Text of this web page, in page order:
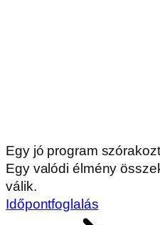
Egy jó program
Egy valódi élmény
válik.
Időpontfoglalás